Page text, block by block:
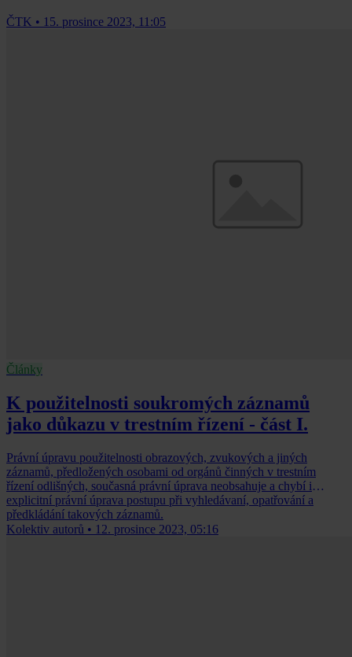
ČTK • 15. prosince 2023, 11:05
Články
K použitelnosti soukromých záznamů
jako důkazu v trestním řízení - část I.
Právní úpravu použitelnosti obrazových, zvukových a jiných
záznamů, předložených osobami od orgánů činných v trestním
řízení odlišných, současná právní úprava neobsahuje a chybí i
explicitní právní úprava postupu při vyhledávaní, opatřování a
předkládání takových záznamů.
Kolektiv autorů • 12. prosince 2023, 05:16